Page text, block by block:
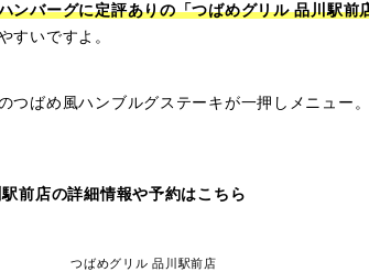
ンバーグに定評ありの「つばめグリル 品川駅前
すいですよ。
つばめ風ハンブルグステーキが一押しメニュー
前店の詳細情報や予約はこちら
つばめグリル 品川駅前店